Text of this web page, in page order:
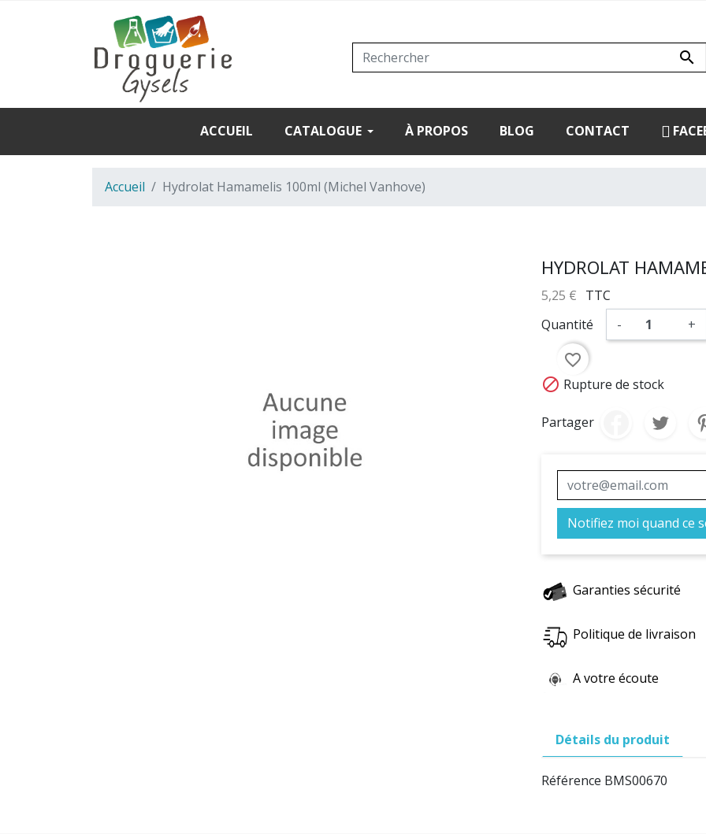

ACCUEIL CATALOGUE À PROPOS BLOG CONTACT
Accueil Hydrolat Hamamelis 100ml (Michel Vanhove)
HYDROLAT
5,25 € TTC
Quantité
- +
favorite_border
 Rupture de stock
Partager
Notifiez moi quand ce
Garanties sécurité
Politique de livraison
A votre écoute
Détails du produit
Référence BMS00670